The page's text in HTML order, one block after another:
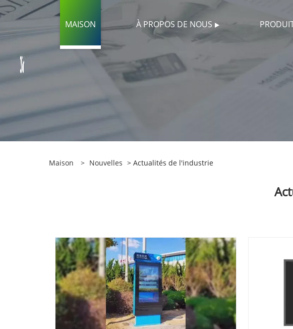
MAISON À PROPOS DE NOUS
Maison > Nouvelles > Actualités de l'industrie